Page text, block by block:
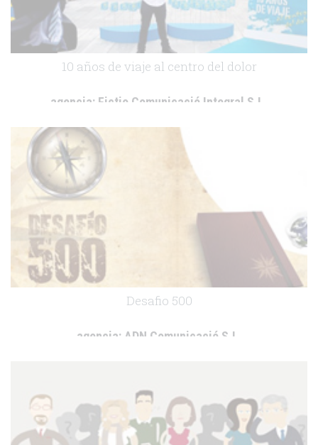
10 años de viaje al centro del dolor
agencia: Fictio Comunicació Integral S.L.
Desafio 500
agencia:ADN Comunicació S.L.